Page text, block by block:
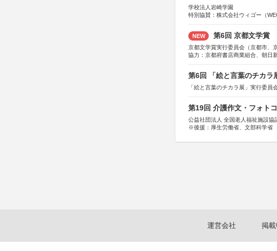
学校法人岩崎学園
特別協賛：株式会社ウィゴー（
NEW 第6回 京都文学賞
京都文学賞実行委員会（京都市、
協力：京都府書店商業組合、朝日
研究所、双葉社、文藝春秋、ポプ
第6回 「絵と言葉のチカラ
「絵と言葉のチカラ展」実行委員
第19回 介護作文・フォト
公益社団法人 全国老人福祉施設協
※後援：厚生労働省、文部科学省
運営会社 掲